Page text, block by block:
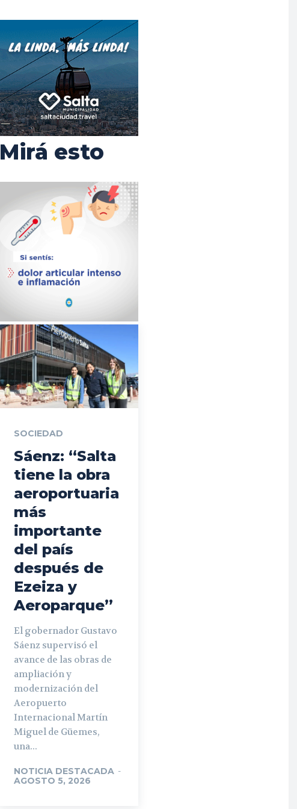
Mirá esto
SOCIEDAD
Sáenz: “Salta
tiene la obra
aeroportuaria
más
importante
del país
después de
Ezeiza y
Aeroparque”
El gobernador Gustavo
Sáenz supervisó el
avance de las obras de
ampliación y
modernización del
Aeropuerto
Internacional Martín
Miguel de Güemes,
una...
NOTICIA DESTACADA -
AGOSTO 5, 2026